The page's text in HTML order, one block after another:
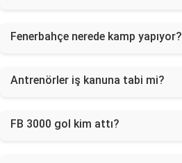
Fenerbahçe nerede kamp yapıyor?
Antrenörler iş kanuna tabi mi?
FB 3000 gol kim attı?